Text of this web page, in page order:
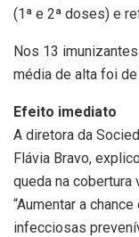
(1ª e 2ª doses) e
Nos 13
média de alta foi
Efeito imediato
A diretora da
Flávia Bravo,
queda na
“Aumentar a
infecciosas